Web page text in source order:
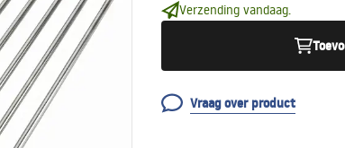
Verzending vandaag.
Vraag over product